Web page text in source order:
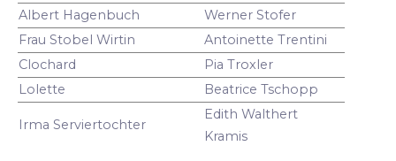
Albert Hagenbuch
Werner Stofer
Frau Stobel Wirtin
Antoinette Trentini
Clochard
Pia Troxler
Lolette
Beatrice Tschopp
Irma Serviertochter
Edith Walthert
Kramis